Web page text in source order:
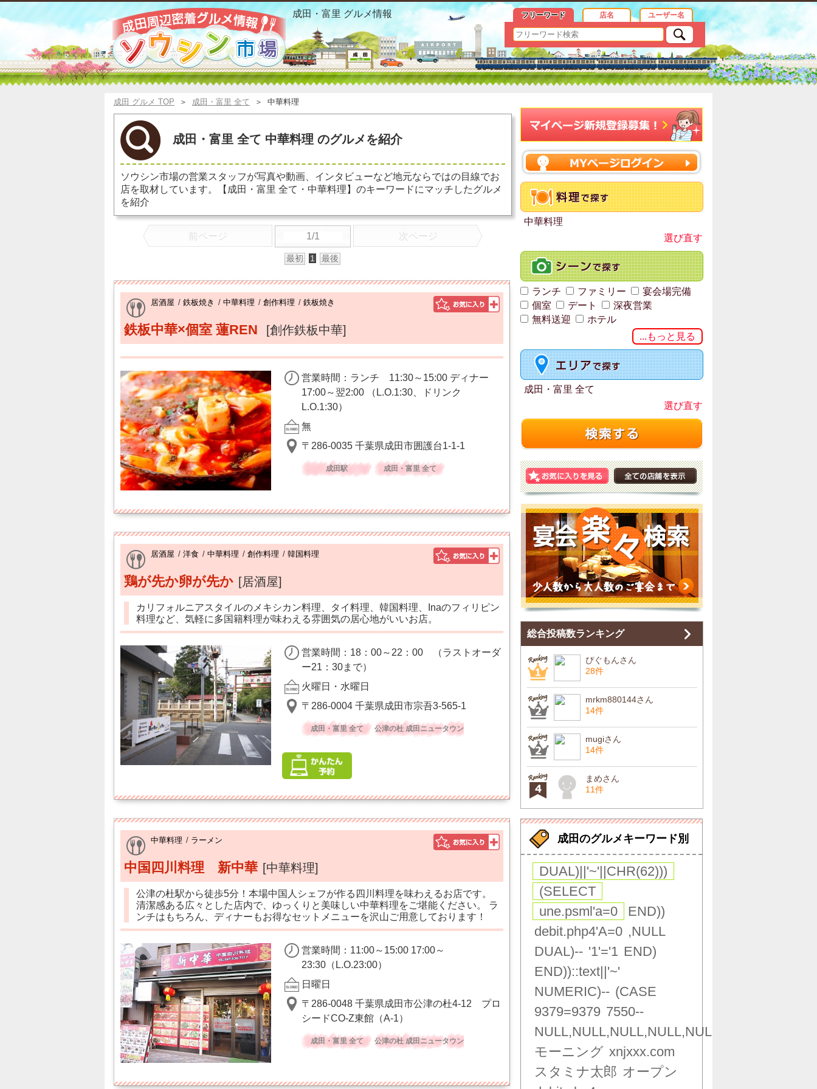
成田・富里 全て 中華料理 お勧めグルメ おすすめ情報
成田・富里 グルメ情報 フリーワード 店名 ユーザー名
成田 グルメ TOP ＞ 成田・富里 全て ＞ 中華料理
成田・富里 全て 中華料理 のグルメを紹介
ソウシン市場の営業スタッフが写真や動画、インタビューなど地元ならではの目線でお
店を取材しています。【成田・富里 全て・中華料理】のキーワードにマッチしたグルメ
を紹介
前ページ 1/1 次ページ
最初 1 最後
居酒屋 / 鉄板焼き / 中華料理 / 創作料理 / 鉄板焼き
鉄板中華×個室 蓮REN [創作鉄板中華]
営業時間：ランチ 11:30～15:00 ディナー
17:00～翌2:00 （L.O.1:30、ドリンク
L.O.1:30）
無
〒286-0035 千葉県成田市囲護台1-1-1
成田駅 成田・富里 全て
居酒屋 / 洋食 / 中華料理 / 創作料理 / 韓国料理
鶏が先か卵が先か [居酒屋]
カリフォルニアスタイルのメキシカン料理、タイ料理、韓国料理、Inaのフィリピン
料理など、気軽に多国籍料理が味わえる雰囲気の居心地がいいお店。
営業時間：18：00～22：00 （ラストオーダ
ー21：30まで）
火曜日・水曜日
〒286-0004 千葉県成田市宗吾3-565-1
成田・富里 全て 公津の杜 成田ニュータウン
中華料理 / ラーメン
中国四川料理 新中華 [中華料理]
公津の杜駅から徒歩5分！本場中国人シェフが作る四川料理を味わえるお店です。
清潔感ある広々とした店内で、ゆっくりと美味しい中華料理をご堪能ください。 ラ
ンチはもちろん、ディナーもお得なセットメニューを沢山ご用意しております！
営業時間：11:00～15:00 17:00～
23:30（L.O.23:00）
日曜日
〒286-0048 千葉県成田市公津の杜4-12 プロ
シードCO-Z東館（A-1）
成田・富里 全て 公津の杜 成田ニュータウン
中華料理
選び直す
ランチ ファミリー
宴会場完備
個室
デート
深夜営業
無料送迎
ホテル
...もっと見る
成田・富里 全て
選び直す
総合投稿数ランキング
ぴぐもんさん
28件
mrkm880144さん
14件
mugiさん
14件
まめさん
11件
成田のグルメキーワード別
DUAL)||'~'||CHR(62)))
(SELECT
une.psml'a=0
END))
debit.php4'A=0 ,NULL
DUAL)-- '1'='1 END)
END))::text||'~'
NUMERIC)-- (CASE
9379=9379 7550--
モーニング xnjxxx.com
スタミナ太郎 オープン